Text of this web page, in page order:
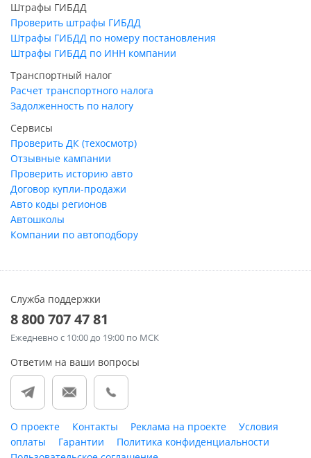
Штрафы ГИБДД
Проверить штрафы ГИБДД
Штрафы ГИБДД по номеру постановления
Штрафы ГИБДД по ИНН компании
Транспортный налог
Расчет транспортного налога
Задолженность по налогу
Сервисы
Проверить ДК (техосмотр)
Отзывные кампании
Проверить историю авто
Договор купли-продажи
Авто коды регионов
Автошколы
Компании по автоподбору
Служба поддержки
8 800 707 47 81
Ежедневно с 10:00 до 19:00 по МСК
Ответим на ваши вопросы
О проекте Контакты Реклама на проекте
Условия
оплаты
Гарантии
Политика конфиденциальности